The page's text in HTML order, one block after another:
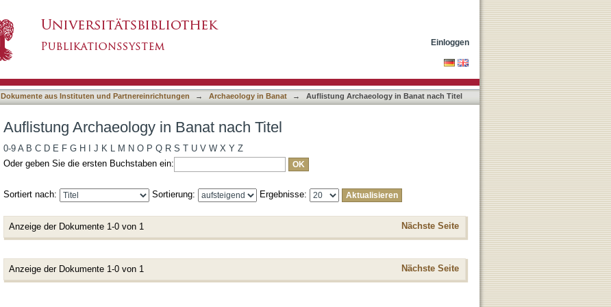
Einloggen
Dokumente aus Instituten und Partnereinrichtungen → Archaeology in Banat → Auflistung Archaeology in Banat nach Titel
Auflistung Archaeology in Banat nach Titel
0-9 A B C D E F G H J K L M N O P Q R S T U V W X Y Z
Oder geben Sie die ersten Buchstaben ein:
Sortiert nach: Sortierung: Ergebnisse:
Anzeige der Dokumente 1-0 von 1 Nächste Seite
Anzeige der Dokumente 1-0 von 1 Nächste Seite